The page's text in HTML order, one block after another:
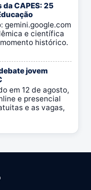
da CAPES: 25
gemini.google.com
e científica
histórico.
jovem
em 12 de agosto,
e presencial
e as vagas,